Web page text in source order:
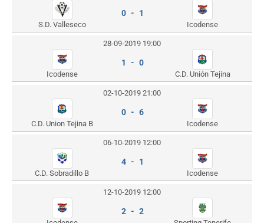
S.D. Valleseco
0 - 1
Icodense
28-09-2019 19:00
Icodense
1 - 0
C.D. Unión Tejina
02-10-2019 21:00
C.D. Union Tejina B
0 - 6
Icodense
06-10-2019 12:00
C.D. Sobradillo B
4 - 1
Icodense
12-10-2019 12:00
2 - 2